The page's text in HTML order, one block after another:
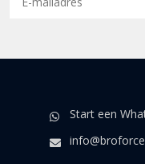
Start een